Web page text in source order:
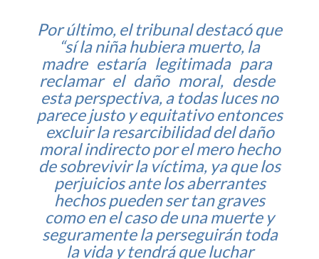
Por último, el tribunal destacó que
“sí la niña hubiera muerto, la
madre estaría legitimada para
reclamar el daño moral, desde
esta perspectiva, a todas luces no
parece justo y equitativo entonces
excluir la resarcibilidad del daño
moral indirecto por el mero hecho
de sobrevivir la víctima, ya que los
perjuicios ante los aberrantes
hechos pueden ser tan graves
como en el caso de una muerte y
seguramente la perseguirán toda
la vida y tendrá que luchar